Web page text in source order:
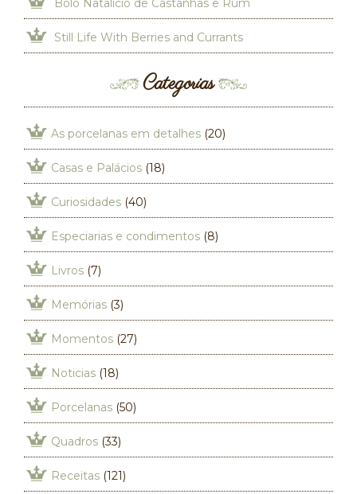
Bolo Natalício de Castanhas e Rum
Still Life With Berries and Currants
Categorias
As porcelanas em detalhes (20)
Casas e Palácios (18)
Curiosidades (40)
Especiarias e condimentos (8)
Livros (7)
Memórias (3)
Momentos (27)
Noticias (18)
Porcelanas (50)
Quadros (33)
Receitas (121)